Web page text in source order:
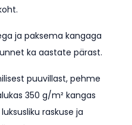
ja paksema kangaga
ka aastate pärast.
puuvillast, pehme
350 g/m² kangas
raskuse ja